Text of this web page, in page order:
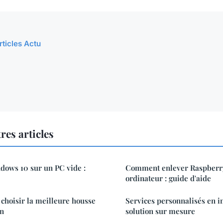
Actu
articles
10 sur un PC vide :
la meilleure housse
Comment enlever
ordinateur : guide d'aide
Services personnalisés en
solution sur mesure